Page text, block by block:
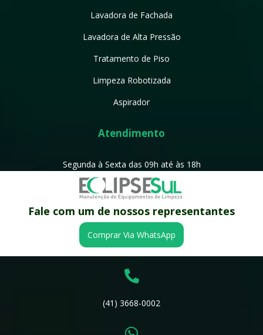
Fale com um de nossos representantes
Comprar Via WhatsApp
Lavadora de Fachada
Lavadora de Alta Pressão
Tratamento de Piso
Limpeza Robotizada
Aspirador
Atendimento
Segunda à Sexta das 09h até às 18h
Rua Luiz Andretta n°245 Atuba
Colombo-Pr – Brasil
CEP: 83413-200
Fale Conosco

(41) 3668-0002